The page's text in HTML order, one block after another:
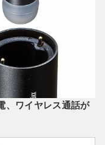
、ワイヤレス通話が